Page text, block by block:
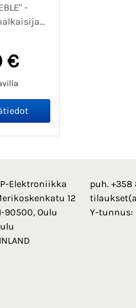
-
€
Elektroniikka
12
90500, Oulu
puh. +358
Y-tunnus: